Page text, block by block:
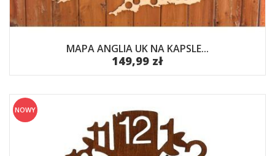
MAPA ANGLIA UK NA KAPSLE...
149,99 zł
NOWY